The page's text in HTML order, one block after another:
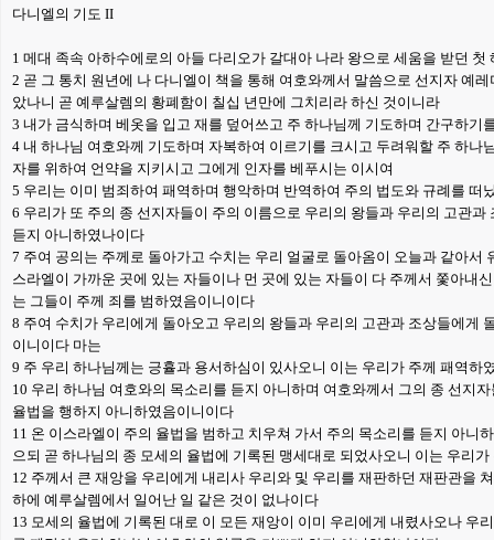
다니엘의 기도 II
1 메대 족속 아하수에로의 아들 다리오가 갈대아 나라 왕으로 세움을 받던 첫
2 곧 그 통치 원년에 나 다니엘이 책을 통해 여호와께서 말씀으로 선지자 예
았나니 곧 예루살렘의 황폐함이 칠십 년만에 그치리라 하신 것이니라
3 내가 금식하며 베옷을 입고 재를 덮어쓰고 주 하나님께 기도하며 간구하기
4 내 하나님 여호와께 기도하며 자복하여 이르기를 크시고 두려워할 주 하나
자를 위하여 언약을 지키시고 그에게 인자를 베푸시는 이시여
5 우리는 이미 범죄하여 패역하며 행악하며 반역하여 주의 법도와 규례를 떠
6 우리가 또 주의 종 선지자들이 주의 이름으로 우리의 왕들과 우리의 고관
듣지 아니하였나이다
7 주여 공의는 주께로 돌아가고 수치는 우리 얼굴로 돌아옴이 오늘과 같아서
스라엘이 가까운 곳에 있는 자들이나 먼 곳에 있는 자들이 다 주께서 쫓아내
는 그들이 주께 죄를 범하였음이니이다
8 주여 수치가 우리에게 돌아오고 우리의 왕들과 우리의 고관과 조상들에게
이니이다 마는
9 주 우리 하나님께는 긍휼과 용서하심이 있사오니 이는 우리가 주께 패역하
10 우리 하나님 여호와의 목소리를 듣지 아니하며 여호와께서 그의 종 선지
율법을 행하지 아니하였음이니이다
11 온 이스라엘이 주의 율법을 범하고 치우쳐 가서 주의 목소리를 듣지 아니
으되 곧 하나님의 종 모세의 율법에 기록된 맹세대로 되었사오니 이는 우리
12 주께서 큰 재앙을 우리에게 내리사 우리와 및 우리를 재판하던 재판관을
하에 예루살렘에서 일어난 일 같은 것이 없나이다
13 모세의 율법에 기록된 대로 이 모든 재앙이 이미 우리에게 내렸사오나 우